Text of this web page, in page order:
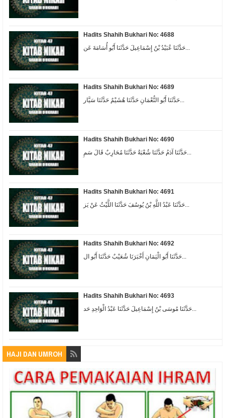
Hadits Shahih Bukhari No: 4688
حَدَّثَنَا عُبَيْدُ بْنُ إِسْمَاعِيلَ حَدَّثَنَا أَبُو أُسَامَةَ عَن...
Hadits Shahih Bukhari No: 4689
حَدَّثَنَا أَبُو النُّعْمَانِ حَدَّثَنَا هُشَيْمٌ حَدَّثَنَا سَيَّار...
Hadits Shahih Bukhari No: 4690
Hadits Shahih Bukhari No: 4691
Hadits Shahih Bukhari No: 4692
حَدَّثَنَا أَبُو الْيَمَانِ أَخْبَرَنَا شُعَيْبٌ حَدَّثَنَا أَبُو ال...
Hadits Shahih Bukhari No: 4693
حَدَّثَنَا مُوسَى بْنُ إِسْمَاعِيلَ حَدَّثَنَا عَبْدُ الْوَاحِدِ حَد...
HAJI DAN UMROH